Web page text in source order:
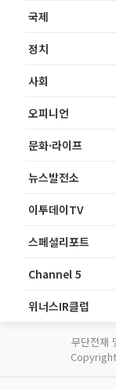
국제
정치
사회
오피니언
문화·라이프
뉴스발전소
이투데이TV
스페셜리포트
Channel 5
위너스IR클럽
무단전재